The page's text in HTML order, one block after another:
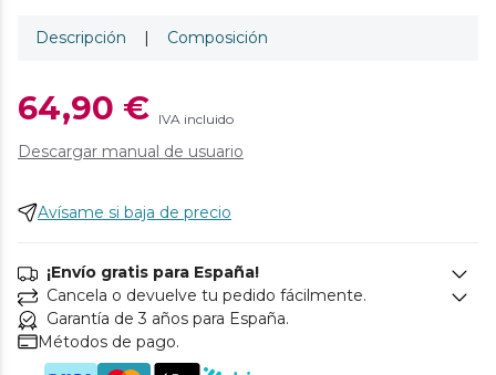
Descripción | Composición
64,90 € IVA incluido
Descargar manual de usuario
Avísame si baja de precio
¡Envío gratis para España!
Cancela o devuelve tu pedido fácilmente.
Garantía de 3 años para España.
Métodos de pago.